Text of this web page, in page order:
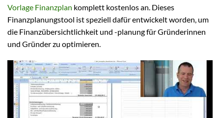
Vorlage Finanzplan komplett kostenlos an. Dieses
Finanzplanungstool ist speziell dafür entwickelt worden, um
die Finanzübersichtlichkeit und -planung für Gründerinnen
und Gründer zu optimieren.